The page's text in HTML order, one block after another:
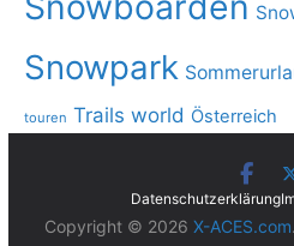
Snowpark
touren Trails world Österreich
Datenschutzerklärung
Copyright © 2026X-ACES.com